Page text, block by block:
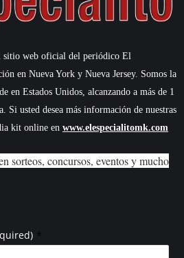
web oficial del periódico El
en Nueva York y Nueva Jersey. Somos la
en Estados Unidos, alcanzando a más de 1
Si usted desea más información de nuestras
kit online en www.elespecialitomk.com
sorteos, concursos, eventos y mucho
*